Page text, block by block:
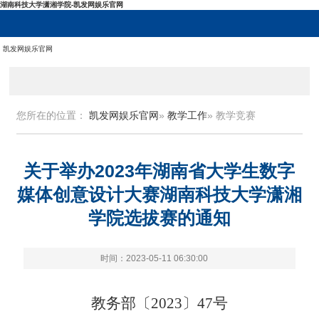
湖南科技大学潇湘学院-凯发网娱乐官网
凯发网娱乐官网
您所在的位置：凯发网娱乐官网»教学工作» 教学竞赛
关于举办2023年湖南省大学生数字
媒体创意设计大赛湖南科技大学潇湘
学院选拔赛的通知
时间：2023-05-11 06:30:00
教务部〔2023〕 47号